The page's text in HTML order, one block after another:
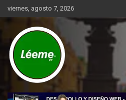
Skip
to
viernes, agosto 7, 2026
Léeme.pe
Noticias de actualidad del mundo